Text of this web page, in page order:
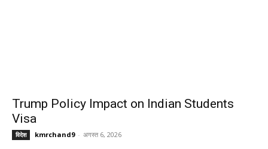
Trump Policy Impact on Indian Students
Visa
विदेश kmrchand9 - अगस्त 6, 2026